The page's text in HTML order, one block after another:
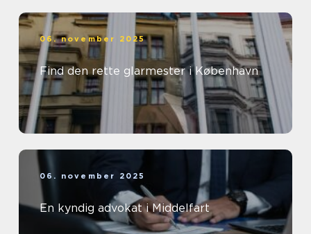
06. november 2025
Find den rette glarmester i København
06. november 2025
En kyndig advokat i Middelfart